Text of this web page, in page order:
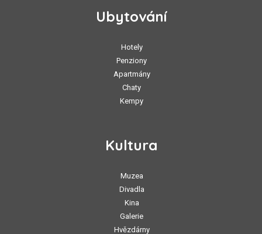
Ubytování
Hotely
Penziony
Apartmány
Chaty
Kempy
Kultura
Muzea
Divadla
Kina
Galerie
Hvězdárny